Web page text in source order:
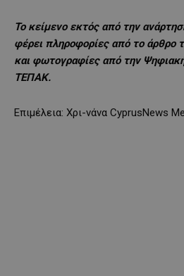
Το κείμενο εκτός από την
φέρει πληροφορίες από το άρθρο
και φωτογραφίες από την
ΤΕΠΑΚ.
Επιμέλεια: Χρι-νάνα CyprusNews